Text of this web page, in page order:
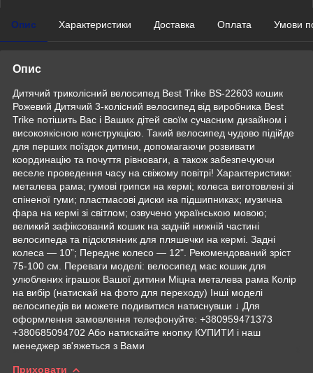
Опис Характеристики Доставка Оплата Умови
Опис
Дитячий триколісний велосипед Best Trike BS-22603 кошик
Рожевий Дитячий 3-колісний велосипед від виробника Best
Trike потішить Вас і Ваших дітей своїм сучасним дизайном і
високоякісною конструкцією. Такий велосипед чудово підійде
для перших поїздок дитини, допомагаючи розвивати
координацію та почуття рівноваги, а також забезпечуючи
веселе проведення часу на свіжому повітрі! Характеристики:
металева рама; гумові грипси на кермі; колеса виготовлені зі
спіненої гуми; пластмасові диски на підшипниках; музична
фара на кермі зі світлом; озвучено українською мовою;
великий зафіксований кошик на задній нижній частині
велосипеда та підсклянник для пляшечки на кермі. Задні
колеса — 10”; Переднє колесо — 12". Рекомендований зріст
75-100 см. Переваги моделі: велосипед має кошик для
улюблених іграшок Вашої дитини Міцна металева рама Колір
на вибір (натискай на фото для переходу) Інші моделі
велосипедів ви можете подивитися натиснувши ↓ Для
оформлення замовлення телефонуйте: +380959471373
+380685094702 Або натискайте кнопку КУПИТИ і наш
менеджер зв'яжеться з Вами
Приховати